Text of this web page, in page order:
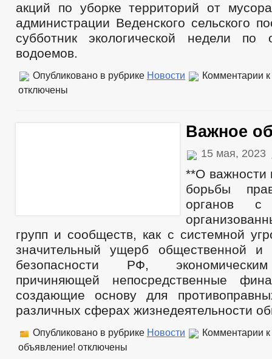
акций по уборке территорий от
администрации Веденского сельского
субботник экологической недели по
водоемов.
Опубликовано в рубрике Новости Комментарии
отключены
Важное
15 мая, 2023
**О важности
борьбы
органов с
групп и сообществ, как с системной
значительный ущерб общественной и
безопасности РФ,
причиняющей непосредственные
создающие основу для
различных сферах жизнедеятельности
Опубликовано в рубрике Новости Комментарии
объявление! отключены